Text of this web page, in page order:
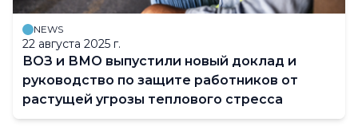
NEWS
22 августа 2025 г.
ВОЗ и ВМО выпустили новый доклад и
руководство по защите работников от
растущей угрозы теплового стресса